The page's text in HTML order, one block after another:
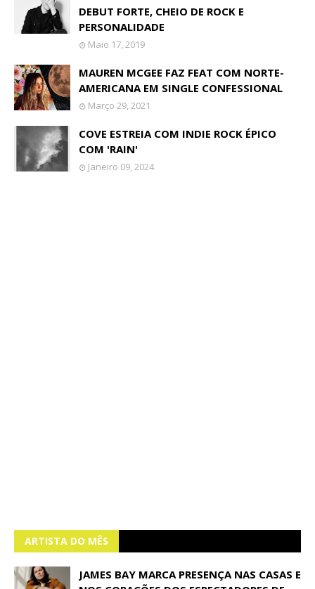
DEBUT FORTE, CHEIO DE ROCK E
PERSONALIDADE
Maio 17, 2019
MAUREN MCGEE FAZ FEAT COM NORTE-
AMERICANA EM SINGLE CONFESSIONAL
Março 29, 2021
COVE ESTREIA COM INDIE ROCK ÉPICO
COM 'RAIN'
Janeiro 09, 2024
ARTISTA DO MÊS
JAMES BAY MARCA PRESENÇA NAS CASAS E